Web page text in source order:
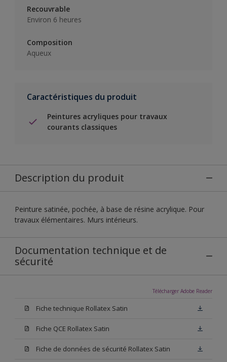
Recouvrable
Environ 6 heures
Composition
Aqueux
Caractéristiques du produit
Peintures acryliques pour travaux
courants classiques
Description du produit
Peinture satinée, pochée, à base de résine acrylique. Pour
travaux élémentaires. Murs intérieurs.
Documentation technique et de
sécurité
Télécharger Adobe Reader
Fiche technique Rollatex Satin
Fiche QCE Rollatex Satin
Fiche de données de sécurité Rollatex Satin